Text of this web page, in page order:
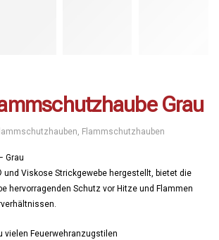
Grau
, Flammschutzhauben
Grau
und Viskose Strickgewebe hergestellt, bietet die
hervorragenden Schutz vor Hitze und Flammen
vielen Feuerwehranzugstilen